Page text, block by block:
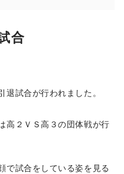
合
退試合が行われました。
高２ＶＳ高３の団体戦が行
で試合をしている姿を見る